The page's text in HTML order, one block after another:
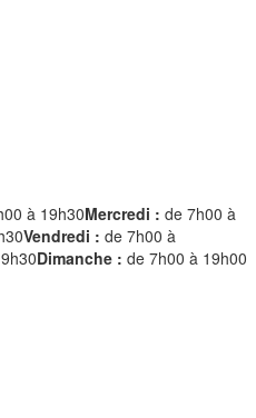
à 19h30Mercredi : de 7h00 à
Vendredi : de 7h00 à
Dimanche : de 7h00 à 19h00